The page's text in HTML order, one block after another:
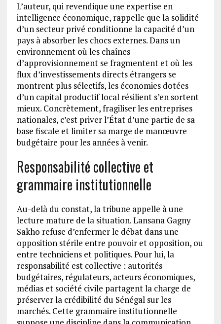
L’auteur, qui revendique une expertise en
intelligence économique, rappelle que la solidité
d’un secteur privé conditionne la capacité d’un
pays à absorber les chocs externes. Dans un
environnement où les chaînes
d’approvisionnement se fragmentent et où les
flux d’investissements directs étrangers se
montrent plus sélectifs, les économies dotées
d’un capital productif local résilient s’en sortent
mieux. Concrètement, fragiliser les entreprises
nationales, c’est priver l’État d’une partie de sa
base fiscale et limiter sa marge de manœuvre
budgétaire pour les années à venir.
Responsabilité collective et
grammaire institutionnelle
Au-delà du constat, la tribune appelle à une
lecture mature de la situation. Lansana Gagny
Sakho refuse d’enfermer le débat dans une
opposition stérile entre pouvoir et opposition, ou
entre techniciens et politiques. Pour lui, la
responsabilité est collective : autorités
budgétaires, régulateurs, acteurs économiques,
médias et société civile partagent la charge de
préserver la crédibilité du Sénégal sur les
marchés. Cette grammaire institutionnelle